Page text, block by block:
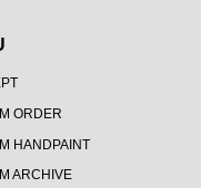
ORDER
HANDPAINT
ARCHIVE